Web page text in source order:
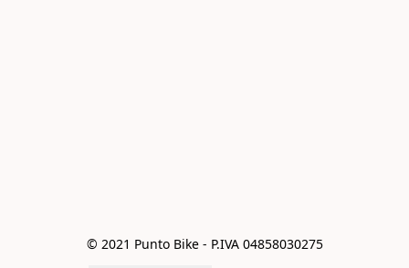
© 2021 Punto Bike - P.IVA 04858030275